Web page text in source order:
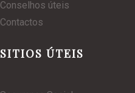
Conselhos úteis
Contactos
SITIOS ÚTEIS